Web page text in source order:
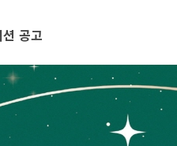
공고